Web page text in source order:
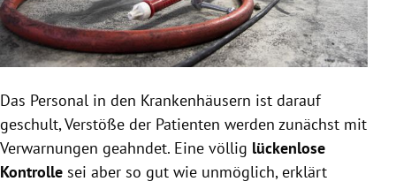
Das Personal in den Krankenhäusern ist darauf
geschult, Verstöße der Patienten werden zunächst mit
Verwarnungen geahndet. Eine völlig lückenlose
Kontrolle sei aber so gut wie unmöglich, erklärt